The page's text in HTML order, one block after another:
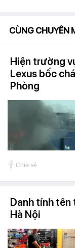
CÙNG CHUYÊN
Hiện trường
Lexus bốc
Phòng
Chia sẻ
Danh tính tên
Hà Nội